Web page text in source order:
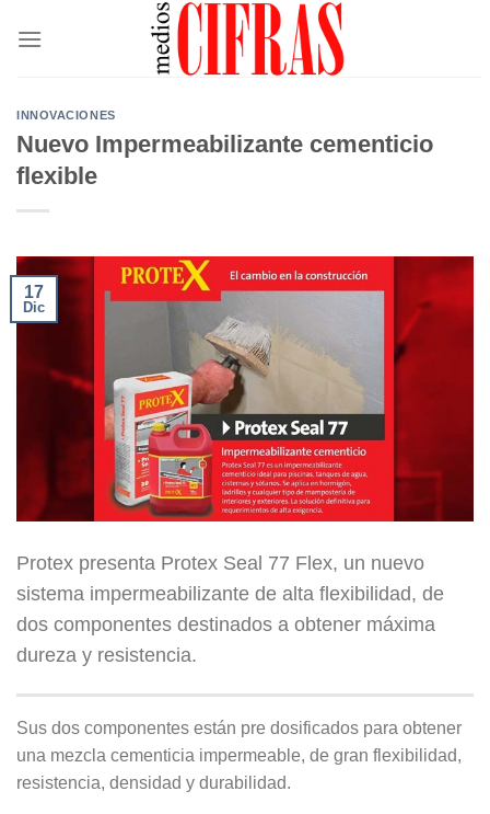
INNOVACIONES
Nuevo Impermeabilizante cementicio
flexible
17
Dic
Protex presenta Protex Seal 77 Flex, un nuevo
sistema impermeabilizante de alta flexibilidad, de
dos componentes destinados a obtener máxima
dureza y resistencia.
Sus dos componentes están pre dosificados para obtener
una mezcla cementicia impermeable, de gran flexibilidad,
resistencia, densidad y durabilidad.